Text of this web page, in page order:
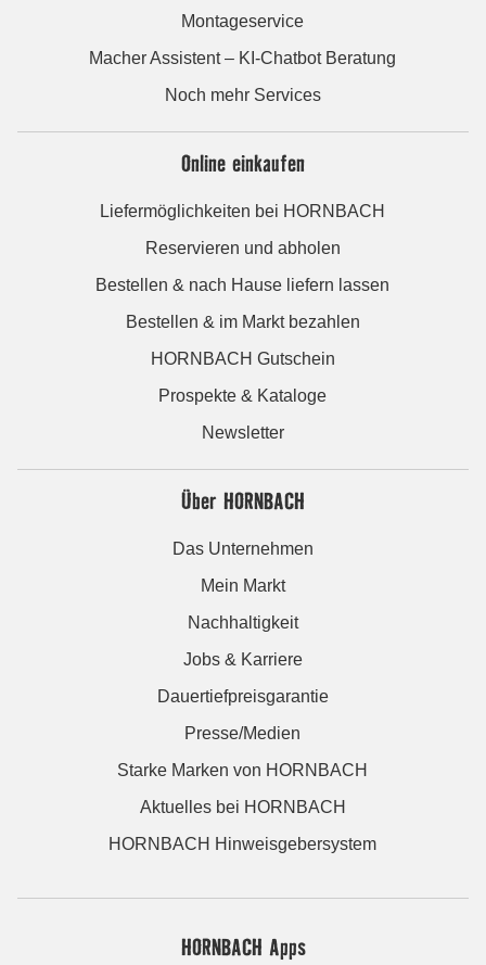
Montageservice
Macher Assistent – KI-Chatbot Beratung
Noch mehr Services
Online einkaufen
Liefermöglichkeiten bei HORNBACH
Reservieren und abholen
Bestellen & nach Hause liefern lassen
Bestellen & im Markt bezahlen
HORNBACH Gutschein
Prospekte & Kataloge
Newsletter
Über HORNBACH
Das Unternehmen
Mein Markt
Nachhaltigkeit
Jobs & Karriere
Dauertiefpreisgarantie
Presse/Medien
Starke Marken von HORNBACH
Aktuelles bei HORNBACH
HORNBACH Hinweisgebersystem
HORNBACH Apps